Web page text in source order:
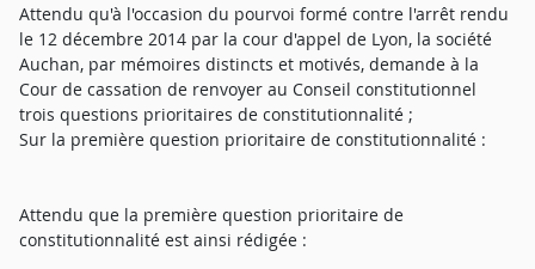
Attendu qu'à l'occasion du pourvoi formé contre l'arrêt rendu
le 12 décembre 2014 par la cour d'appel de Lyon, la société
Auchan, par mémoires distincts et motivés, demande à la
Cour de cassation de renvoyer au Conseil constitutionnel
trois questions prioritaires de constitutionnalité ;
Sur la première question prioritaire de constitutionnalité :
Attendu que la première question prioritaire de
constitutionnalité est ainsi rédigée :